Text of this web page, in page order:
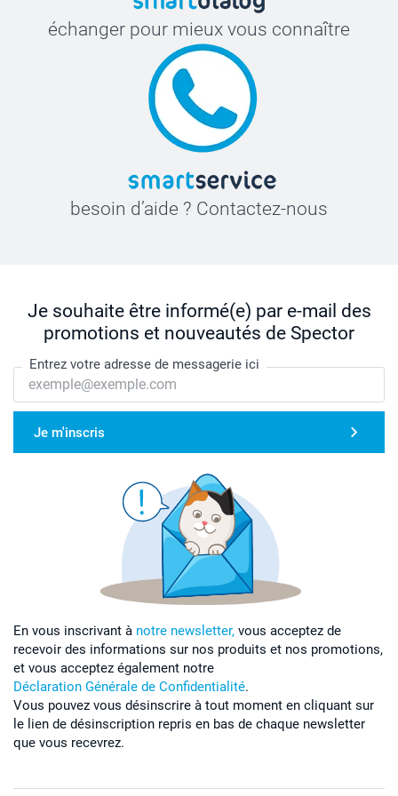
échanger pour mieux vous connaître
besoin d’aide ? Contactez-nous
Je souhaite être informé(e) par e-mail des
promotions et nouveautés de Spector
Entrez votre adresse de messagerie ici
Je m'inscris
En vous inscrivant à notre newsletter, vous acceptez de
recevoir des informations sur nos produits et nos promotions,
et vous acceptez également notre
Déclaration Générale de Confidentialité.
Vous pouvez vous désinscrire à tout moment en cliquant sur
le lien de désinscription repris en bas de chaque newsletter
que vous recevrez.